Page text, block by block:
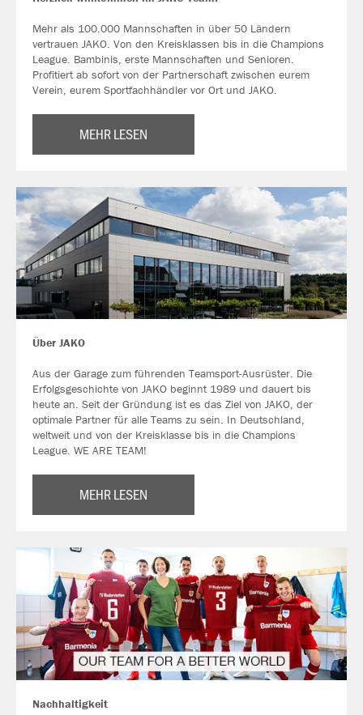
Mehr als 100.000 Mannschaften in über 50 Ländern
vertrauen JAKO. Von den Kreisklassen bis in die Champions
League. Bambinis, erste Mannschaften und Senioren.
Profitiert ab sofort von der Partnerschaft zwischen eurem
Verein, eurem Sportfachhändler vor Ort und JAKO.
MEHR LESEN
Über JAKO
Aus der Garage zum führenden Teamsport-Ausrüster. Die
Erfolgsgeschichte von JAKO beginnt 1989 und dauert bis
heute an. Seit der Gründung ist es das Ziel von JAKO, der
optimale Partner für alle Teams zu sein. In Deutschland,
weltweit und von der Kreisklasse bis in die Champions
League. WE ARE TEAM!
MEHR LESEN
Nachhaltigkeit